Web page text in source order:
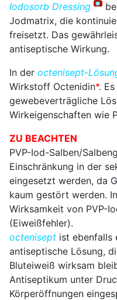
Iodosorb Dressing
Jodmatrix, die
freisetzt. Das
antiseptische Wirkung.
In der octenisept-
Wirkstoff Octenidin*.
gewebeverträgliche
Wirkeigenschaften wie
ZU BEACHTEN
PVP-Iod-Salben/
Einschränkung in der
eingesetzt werden, da
kaum gestört werden.
Wirksamkeit von PVP-
(Eiweißfehler).
octenisept ist ebenfalls
antiseptische Lösung,
Bluteiweiß wirksam
Antiseptikum unter
Körperöffnungen